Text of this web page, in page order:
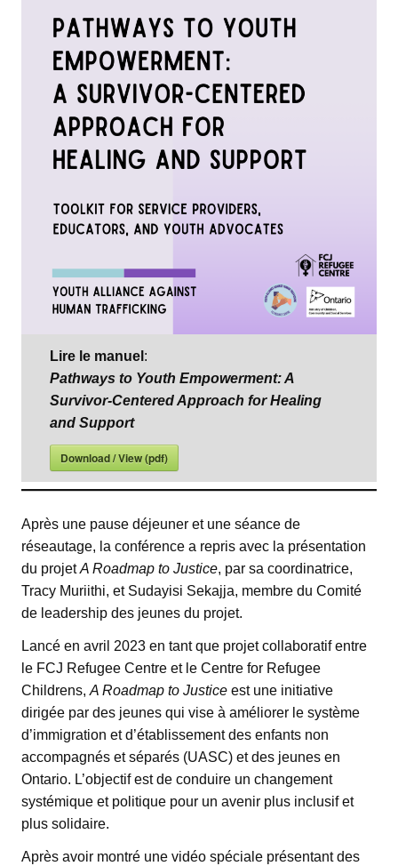
Lire le manuel :
Pathways to Youth Empowerment: A
Survivor-Centered Approach for Healing
and Support
Download / View (pdf)
Après une pause déjeuner et une séance de
réseautage, la conférence a repris avec la présentation
du projetA Roadmap to Justice, par sa coordinatrice,
Tracy Muriithi, et Sudayisi Sekajja, membre du Comité
de leadership des jeunes du projet.
Lancé en avril 2023 en tant que projet collaboratif entre
le FCJ Refugee Centre et le Centre for Refugee
Childrens, A Roadmap to Justice est une initiative
dirigée par des jeunes qui vise à améliorer le système
d’immigration et d’établissement des enfants non
accompagnés et séparés (UASC) et des jeunes en
Ontario. L’objectif est de conduire un changement
systémique et politique pour un avenir plus inclusif et
plus solidaire.
Après avoir montré une vidéo spéciale présentant des